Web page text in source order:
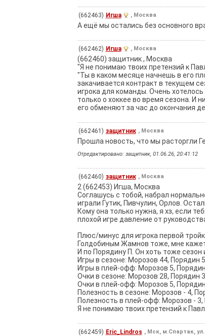
(662463) Игша , Москва
А ещё мы остались без основного
(662462) Игша , Москва
(662460) защитник , Москва
"Я не понимаю твоих претензий к
"Ты в каком месяце начнешь в его
закачивается контракт в текущем
игрока для команды. Очень
только о хоккее во время сезона.
его обменяют за час до окончания
(662461) защитник , Москва
Прошла новость, что мы расторгли
Отредактировано: защитник, 01.06.26, 20:41:12
(662460) защитник , Москва
2 (662453) Игша, Москва
Соглашусь с тобой, набрал
играли Гутик, Пивчулин, Орлов.
Кому она только нужна, я хз, если
плохой игре давление от
Плюс/минус для игрока первой
Голдобиным Жамнов тоже, мне
И по Порядину П. Он хоть тоже
Игры в сезоне: Морозов 44, Порядин
Игры в плей-офф: Морозов 5,
Очки в сезоне: Морозов 28, Порядин
Очки в плей-офф: Морозов 5,
Полезность в сезоне: Морозов - 4,
Полезность в плей-офф: Морозов - 3,
Я не понимаю твоих претензий к
(662459) Eric_Lindros , Мск, м.Спартак,